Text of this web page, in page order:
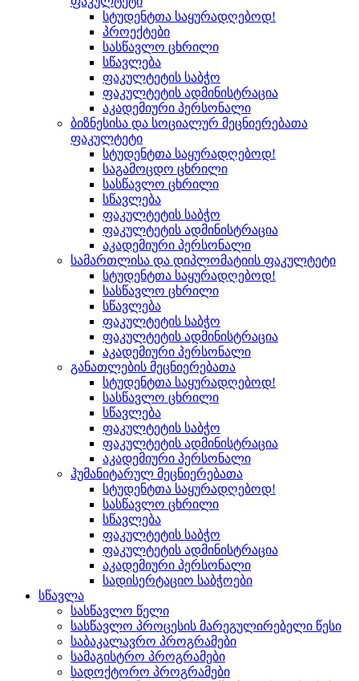
სტუდენტთა საყურადღებოდ!
პროექტები
სასწავლო ცხრილი
სწავლება
ფაკულტეტის საბჭო
ფაკულტეტის ადმინისტრაცია
აკადემიური პერსონალი
ბიზნესისა და სოციალურ მეცნიერებათა
ფაკულტეტი
სტუდენტთა საყურადღებოდ!
საგამოცდო ცხრილი
სასწავლო ცხრილი
სწავლება
ფაკულტეტის საბჭო
ფაკულტეტის ადმინისტრაცია
აკადემიური პერსონალი
სამართლისა და დიპლომატიის ფაკულტეტი
სტუდენტთა საყურადღებოდ!
სასწავლო ცხრილი
სწავლება
ფაკულტეტის საბჭო
ფაკულტეტის ადმინისტრაცია
აკადემიური პერსონალი
განათლების მეცნიერებათა
სტუდენტთა საყურადღებოდ!
სასწავლო ცხრილი
სწავლება
ფაკულტეტის საბჭო
ფაკულტეტის ადმინისტრაცია
აკადემიური პერსონალი
ჰუმანიტარულ მეცნიერებათა
სტუდენტთა საყურადღებოდ!
სასწავლო ცხრილი
სწავლება
ფაკულტეტის საბჭო
ფაკულტეტის ადმინისტრაცია
აკადემიური პერსონალი
სადისერტაციო საბჭოები
სწავლა
სასწავლო წელი
სასწავლო პროცესის მარეგულირებელი წესი
საბაკალავრო პროგრამები
სამაგისტრო პროგრამები
სადოქტორო პროგრამები